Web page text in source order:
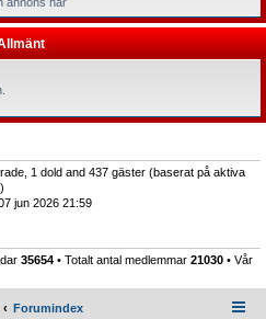
1 dold and 437 gäster (baserat på aktiva
07 jun 2026 21:59
35654 • Totalt antal medlemmar 21030 • Vår
Forumindex